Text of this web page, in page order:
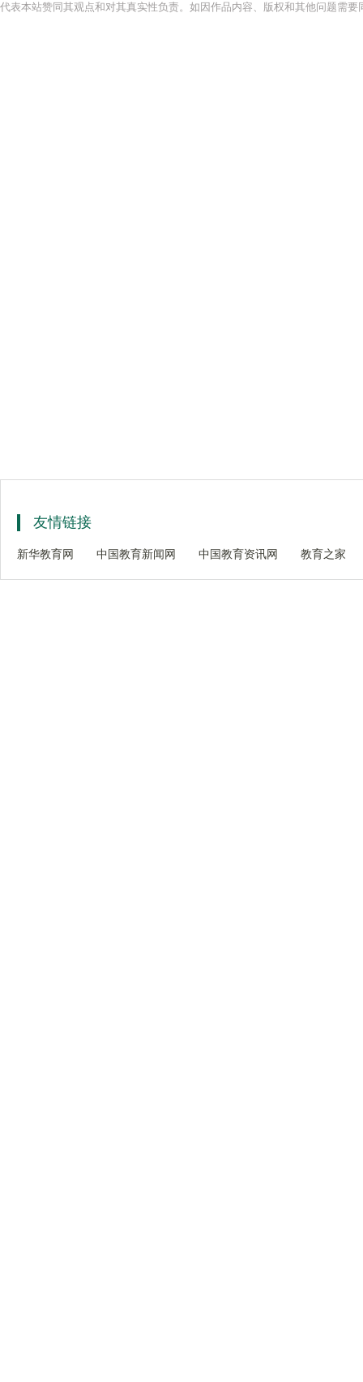
代表本站赞同其观点和对其真实性负责。如因作品内容、版权和其他问题需
友情链接
新华教育网 中国教育新闻网 中国教育资讯网 教育之家